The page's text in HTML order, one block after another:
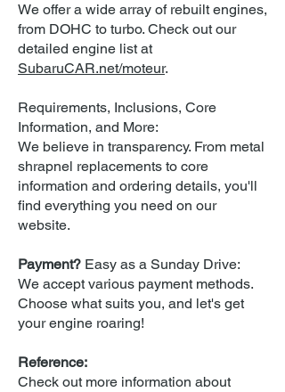
We offer a wide array of rebuilt engines,
from DOHC to turbo. Check out our
detailed engine list at
SubaruCAR.net/moteur.
Requirements, Inclusions, Core
Information, and More:
We believe in transparency. From metal
shrapnel replacements to core
information and ordering details, you'll
find everything you need on our
website.
Payment? Easy as a Sunday Drive:
We accept various payment methods.
Choose what suits you, and let's get
your engine roaring!
Reference:
Check out more information about